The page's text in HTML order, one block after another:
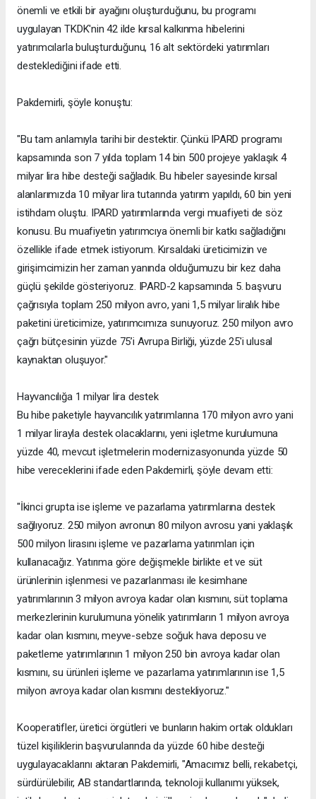
önemli ve etkili bir ayağını oluşturduğunu, bu programı
uygulayan TKDK'nin 42 ilde kırsal kalkınma hibelerini
yatırımcılarla buluşturduğunu, 16 alt sektördeki yatırımları
desteklediğini ifade etti.
Pakdemirli, şöyle konuştu:
"Bu tam anlamıyla tarihi bir destektir. Çünkü IPARD programı
kapsamında son 7 yılda toplam 14 bin 500 projeye yaklaşık 4
milyar lira hibe desteği sağladık. Bu hibeler sayesinde kırsal
alanlarımızda 10 milyar lira tutarında yatırım yapıldı, 60 bin yeni
istihdam oluştu. IPARD yatırımlarında vergi muafiyeti de söz
konusu. Bu muafiyetin yatırımcıya önemli bir katkı sağladığını
özellikle ifade etmek istiyorum. Kırsaldaki üreticimizin ve
girişimcimizin her zaman yanında olduğumuzu bir kez daha
güçlü şekilde gösteriyoruz. IPARD-2 kapsamında 5. başvuru
çağrısıyla toplam 250 milyon avro, yani 1,5 milyar liralık hibe
paketini üreticimize, yatırımcımıza sunuyoruz. 250 milyon avro
çağrı bütçesinin yüzde 75’i Avrupa Birliği, yüzde 25'i ulusal
kaynaktan oluşuyor."
Hayvancılığa 1 milyar lira destek
Bu hibe paketiyle hayvancılık yatırımlarına 170 milyon avro yani
1 milyar lirayla destek olacaklarını, yeni işletme kurulumuna
yüzde 40, mevcut işletmelerin modernizasyonunda yüzde 50
hibe vereceklerini ifade eden Pakdemirli, şöyle devam etti:
"İkinci grupta ise işleme ve pazarlama yatırımlarına destek
sağlıyoruz. 250 milyon avronun 80 milyon avrosu yani yaklaşık
500 milyon lirasını işleme ve pazarlama yatırımları için
kullanacağız. Yatırıma göre değişmekle birlikte et ve süt
ürünlerinin işlenmesi ve pazarlanması ile kesimhane
yatırımlarının 3 milyon avroya kadar olan kısmını, süt toplama
merkezlerinin kurulumuna yönelik yatırımların 1 milyon avroya
kadar olan kısmını, meyve-sebze soğuk hava deposu ve
paketleme yatırımlarının 1 milyon 250 bin avroya kadar olan
kısmını, su ürünleri işleme ve pazarlama yatırımlarının ise 1,5
milyon avroya kadar olan kısmını destekliyoruz."
Kooperatifler, üretici örgütleri ve bunların hakim ortak oldukları
tüzel kişiliklerin başvurularında da yüzde 60 hibe desteği
uygulayacaklarını aktaran Pakdemirli, "Amacımız belli, rekabetçi,
sürdürülebilir, AB standartlarında, teknoloji kullanımı yüksek,